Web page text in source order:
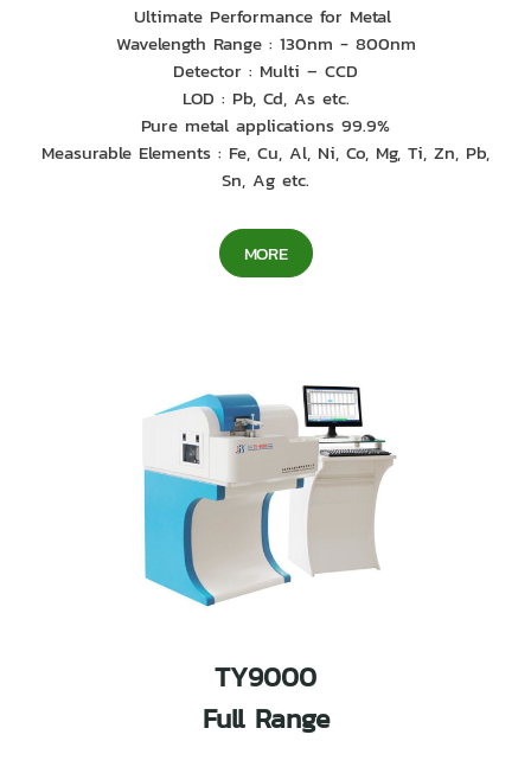
Ultimate Performance for Metal
Wavelength Range : 130nm - 800nm
Detector : Multi – CCD
LOD : Pb, Cd, As etc.
Pure metal applications 99.9%
Measurable Elements : Fe, Cu, Al, Ni, Co, Mg, Ti, Zn, Pb,
Sn, Ag etc.
MORE
TY9000
Full Range